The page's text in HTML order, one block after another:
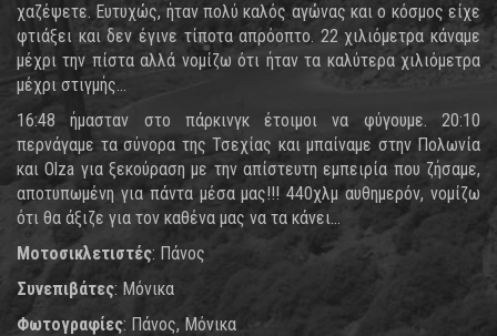
χαζέψετε. Ευτυχώς, ήταν πολύ καλός αγώνας και ο κόσμος είχε
φτιάξει και δεν έγινε τίποτα απρόοπτο. 22 χιλιόμετρα κάναμε
μέχρι την πίστα αλλά νομίζω ότι ήταν τα καλύτερα χιλιόμετρα
μέχρι στιγμής...
16:48 ήμασταν στο πάρκινγκ έτοιμοι να φύγουμε. 20:10
περνάγαμε τα σύνορα της Τσεχίας και μπαίναμε στην Πολωνία
και Olza για ξεκούραση με την απίστευτη εμπειρία που ζήσαμε,
αποτυπωμένη για πάντα μέσα μας!!! 440χλμ αυθημερόν, νομίζω
ότι θα άξιζε για τον καθένα μας να τα κάνει...
Μοτοσικλετιστές: Πάνος
Συνεπιβάτες: Μόνικα
Φωτογραφίες: Πάνος, Μόνικα